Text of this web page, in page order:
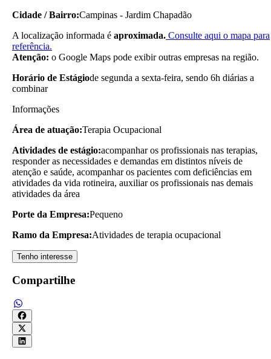
Cidade / Bairro:Campinas - Jardim Chapadão
A localização informada é aproximada. Consulte aqui o mapa para
referência.
Atenção: o Google Maps pode exibir outras empresas na região.
Horário de Estágiode segunda a sexta-feira, sendo 6h diárias a
combinar
Informações
Área de atuação:Terapia Ocupacional
Atividades de estágio:acompanhar os profissionais nas terapias,
responder as necessidades e demandas em distintos níveis de
atenção e saúde, acompanhar os pacientes com deficiências em
atividades da vida rotineira, auxiliar os profissionais nas demais
atividades da área
Porte da Empresa:Pequeno
Ramo da Empresa:Atividades de terapia ocupacional
Tenho interesse
Compartilhe